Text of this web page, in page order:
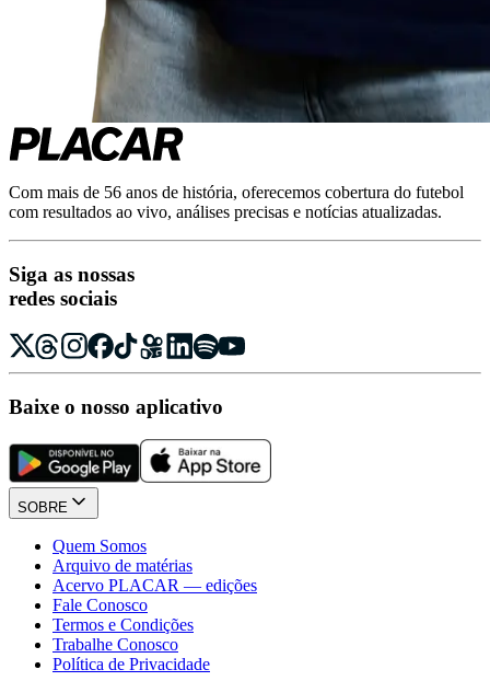
Com mais de 56 anos de história, oferecemos cobertura do futebol
com resultados ao vivo, análises precisas e notícias atualizadas.
Siga as nossas
redes sociais
Baixe o nosso aplicativo
SOBRE
Quem Somos
Arquivo de matérias
Acervo PLACAR — edições
Fale Conosco
Termos e Condições
Trabalhe Conosco
Política de Privacidade